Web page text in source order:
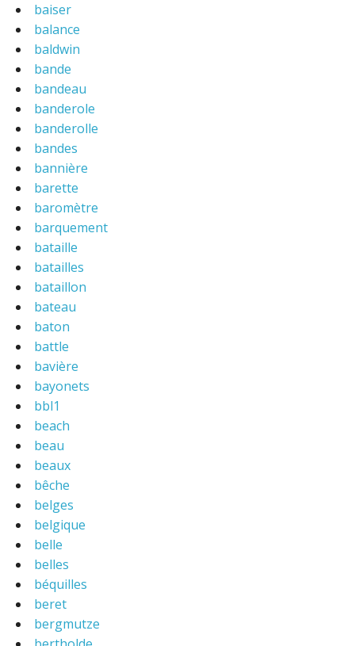
baiser
balance
baldwin
bande
bandeau
banderole
banderolle
bandes
bannière
barette
baromètre
barquement
bataille
batailles
bataillon
bateau
baton
battle
bavière
bayonets
bbl1
beach
beau
beaux
bêche
belges
belgique
belle
belles
béquilles
beret
bergmutze